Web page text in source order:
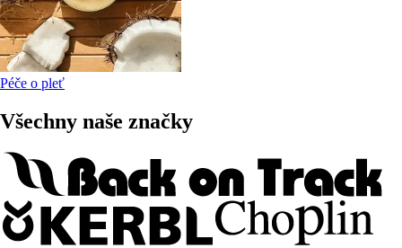
Péče o pleť
Všechny naše značky